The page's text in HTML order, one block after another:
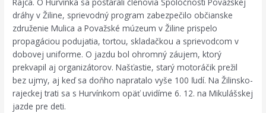
dráhy v Žiline, sprievodný program zabezpečilo občianske
združenie Mulica a Považské múzeum v Žiline prispelo
propagáciou podujatia, tortou, skladačkou a sprievodcom v
dobovej uniforme. O jazdu bol ohromný záujem, ktorý
prekvapil aj organizátorov. Našťastie, starý motoráčik prežil
bez ujmy, aj keď sa doňho napratalo vyše 100 ľudí. Na Žilinsko-
rajeckej trati sa s Hurvínkom opäť uvidíme 6. 12. na Mikulášskej
jazde pre deti.